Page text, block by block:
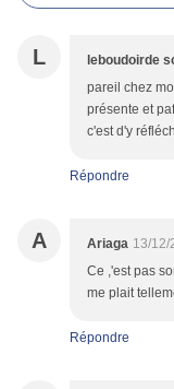
L leboudoirde
pareil chez
présente et
c'est d'y
Répondre
A Ariaga 13/12/
Ce ,'est pas
me plait
Répondre